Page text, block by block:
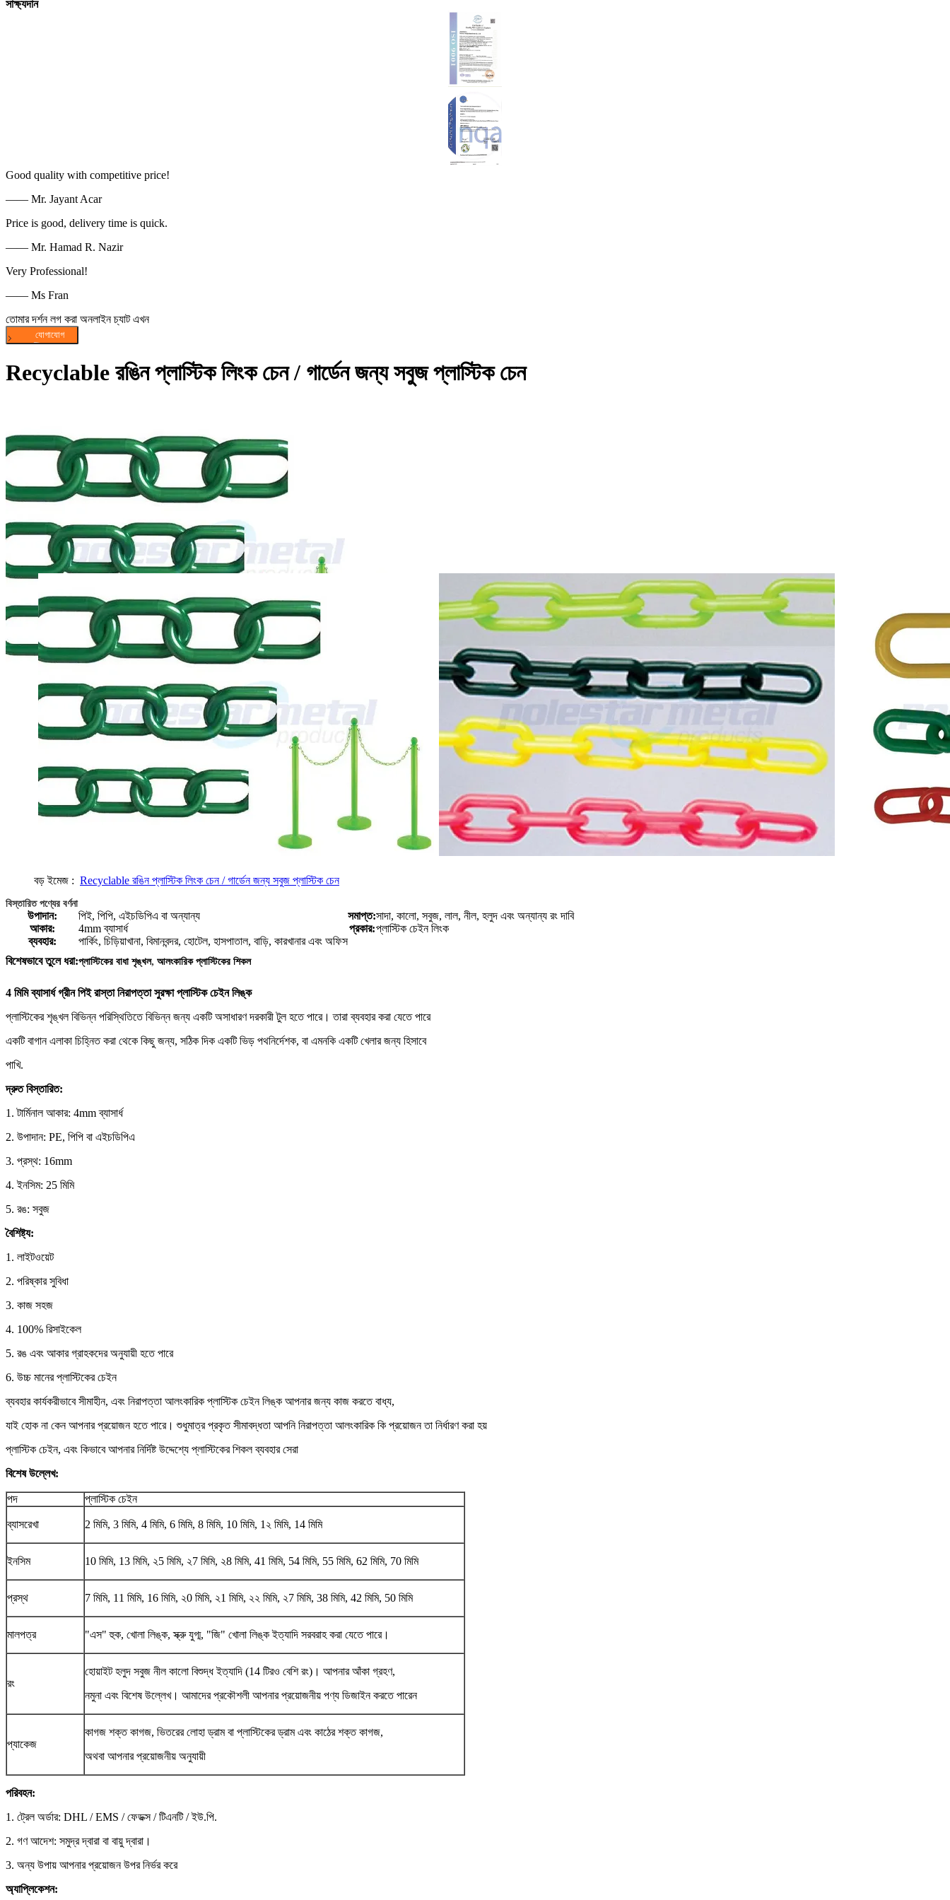
সাক্ষ্যদান
Good quality with competitive price!
—— Mr. Jayant Acar
Price is good, delivery time is quick.
—— Mr. Hamad R. Nazir
Very Professional!
—— Ms Fran
তোমার দর্শন লগ করা অনলাইন চ্যাট এখন
Recyclable রঙিন প্লাস্টিক লিংক চেন / গার্ডেন জন্য সবুজ প্লাস্টিক চেন
বড় ইমেজ : Recyclable রঙিন প্লাস্টিক লিংক চেন / গার্ডেন জন্য সবুজ প্লাস্টিক চেন
বিস্তারিত পণ্যের বর্ণনা
উপাদান: পিই, পিপি, এইচডিপিএ বা অন্যান্য সমাপ্ত:সাদা, কালো, সবুজ, লাল, নীল, হলুদ এবং অন্যান্য রং দাবি
আকার:
4mm ব্যাসার্ধ প্রকার:প্লাস্টিক চেইন লিংক
ব্যবহার:
পার্কিং, চিড়িয়াখানা, বিমানবন্দর, হোটেল, হাসপাতাল, বাড়ি, কারখানার এবং অফিস
বিশেষভাবে তুলে ধরা:প্লাস্টিকের বাধা শৃঙ্খল, আলংকারিক প্লাস্টিকের শিকল
4 মিমি ব্যাসার্ধ গ্রীন পিই রাস্তা নিরাপত্তা সুরক্ষা প্লাস্টিক চেইন লিঙ্ক
প্লাস্টিকের শৃঙ্খল বিভিন্ন পরিস্থিতিতে বিভিন্ন জন্য একটি অসাধারণ দরকারী টুল হতে পারে। তারা ব্যবহার করা যেতে পারে
একটি বাগান এলাকা চিহ্নিত করা থেকে কিছু জন্য, সঠিক দিক একটি ভিড় পথনির্দেশক, বা এমনকি একটি খেলার জন্য হিসাবে
পাখি.
দ্রুত বিস্তারিত:
1. টার্মিনাল আকার: 4mm ব্যাসার্ধ
2. উপাদান: PE, পিপি বা এইচডিপিএ
3. প্রস্থ: 16mm
4. ইনসিম: 25 মিমি
5. রঙ: সবুজ
বৈশিষ্ট্য:
1. লাইটওয়েট
2. পরিষ্কার সুবিধা
3. কাজ সহজ
4. 100% রিসাইকেল
5. রঙ এবং আকার গ্রাহকদের অনুযায়ী হতে পারে
6. উচ্চ মানের প্লাস্টিকের চেইন
ব্যবহার কার্যকরীভাবে সীমাহীন, এবং নিরাপত্তা আলংকারিক প্লাস্টিক চেইন লিঙ্ক আপনার জন্য কাজ করতে বাধ্য,
যাই হোক না কেন আপনার প্রয়োজন হতে পারে। শুধুমাত্র প্রকৃত সীমাবদ্ধতা আপনি নিরাপত্তা আলংকারিক কি প্রয়োজন তা নির্ধারণ করা হয়
প্লাস্টিক চেইন, এবং কিভাবে আপনার নির্দিষ্ট উদ্দেশ্যে প্লাস্টিকের শিকল ব্যবহার সেরা
বিশেষ উল্লেখ:
পদ প্লাস্টিক চেইন
ব্যাসরেখা 2 মিমি, 3 মিমি, 4 মিমি, 6 মিমি, 8 মিমি, 10 মিমি, 1২ মিমি, 14 মিমি
ইনসিম 10 মিমি, 13 মিমি, ২5 মিমি, ২7 মিমি, ২8 মিমি, 41 মিমি, 54 মিমি, 55 মিমি, 62 মিমি, 70 মিমি
প্রস্থ 7 মিমি, 11 মিমি, 16 মিমি, ২0 মিমি, ২1 মিমি, ২২ মিমি, ২7 মিমি, 38 মিমি, 42 মিমি, 50 মিমি
মালপত্র "এস" হুক, খোলা লিঙ্ক, স্ক্রু যুগ্ম, "জি" খোলা লিঙ্ক ইত্যাদি সরবরাহ করা যেতে পারে।
রং
হোয়াইট হলুদ সবুজ নীল কালো বিশুদ্ধ ইত্যাদি (14 টিরও বেশি রং)। আপনার আঁকা গ্রহণ,
নমুনা এবং বিশেষ উল্লেখ। আমাদের প্রকৌশলী আপনার প্রয়োজনীয় পণ্য ডিজাইন করতে পারেন
প্যাকেজ
কাগজ শক্ত কাগজ, ভিতরের লোহা ড্রাম বা প্লাস্টিকের ড্রাম এবং কাঠের শক্ত কাগজ,
অথবা আপনার প্রয়োজনীয় অনুযায়ী
পরিবহন:
1. ট্রেল অর্ডার: DHL / EMS / ফেডক্স / টিএনটি / ইউ.পি.
2. গণ আদেশ: সমুদ্র দ্বারা বা বায়ু দ্বারা।
3. অন্য উপায় আপনার প্রয়োজন উপর নির্ভর করে
অ্যাপ্লিকেশন: